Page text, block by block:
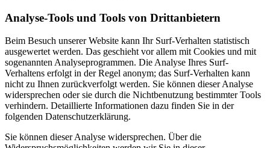
Analyse-Tools und Tools von Drittanbietern
Beim Besuch unserer Website kann Ihr Surf-Verhalten statistisch
ausgewertet werden. Das geschieht vor allem mit Cookies und mit
sogenannten Analyseprogrammen. Die Analyse Ihres Surf-
Verhaltens erfolgt in der Regel anonym; das Surf-Verhalten kann
nicht zu Ihnen zurückverfolgt werden. Sie können dieser Analyse
widersprechen oder sie durch die Nichtbenutzung bestimmter Tools
verhindern. Detaillierte Informationen dazu finden Sie in der
folgenden Datenschutzerklärung.
Sie können dieser Analyse widersprechen. Über die